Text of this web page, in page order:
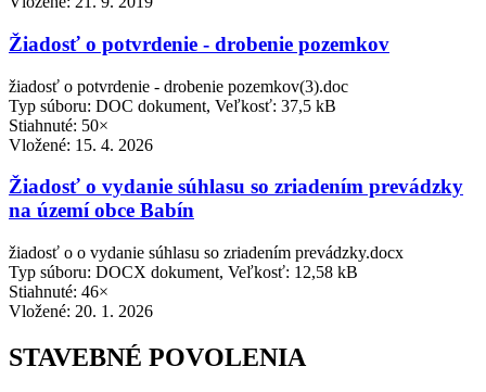
Žiadosť o potvrdenie - drobenie pozemkov
žiadosť o potvrdenie - drobenie pozemkov(3).doc
Typ súboru: DOC dokument, Veľkosť: 37,5 kB
Stiahnuté: 50×
Vložené: 15. 4. 2026
Žiadosť o vydanie súhlasu so zriadením prevádzky
na území obce Babín
žiadosť o o vydanie súhlasu so zriadením prevádzky.docx
Typ súboru: DOCX dokument, Veľkosť: 12,58 kB
Stiahnuté: 46×
Vložené: 20. 1. 2026
STAVEBNÉ POVOLENIA